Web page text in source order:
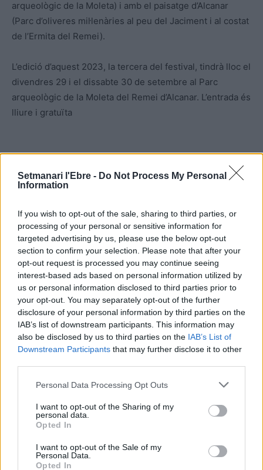
Setmanari l'Ebre - Do Not Process My Personal
Information
If you wish to opt-out of the sale, sharing to third parties, or
processing of your personal or sensitive information for
targeted advertising by us, please use the below opt-out
section to confirm your selection. Please note that after your
opt-out request is processed you may continue seeing
interest-based ads based on personal information utilized by
us or personal information disclosed to third parties prior to
your opt-out. You may separately opt-out of the further
disclosure of your personal information by third parties on the
IAB’s list of downstream participants. This information may
also be disclosed by us to third parties on the IAB’s List of
Downstream Participants that may further disclose it to other
Personal Data Processing Opt Outs
I want to opt-out of the Sharing of my
personal data.
Opted In
I want to opt-out of the Sale of my
Personal Data.
Opted In
arqueològic de la Moleta) i amb el paisatge d’Alcanar
(Parc d’oliveres mil·lenàries al peu del Jaciment i al costat
de l’Ermita del Remei).
L’edició d’aquest 2023, la tercera del festival, tindrà lloc el
divendres 29 i el dissabte 30 de setembre al Parc
arqueològic de la Moleta del Remei d’Alcanar. L’entrada és
lliure i gratuïta
Article anterior
La UE ajorna la votació
sobre l’oficialitat del català,
el basc i el gallec després
«d’un debat constructiu»
Article següent
El Govern destina 7,3 MEUR
a la prevenció de les
violències masclistes en
l’àmbit municipal i comarcal
Periodistes